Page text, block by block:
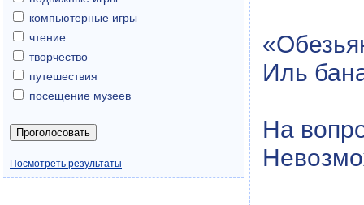
Иль
На
компьютерные игры
чтение
творчество
путешествия
посещение музеев
Посмотреть результаты